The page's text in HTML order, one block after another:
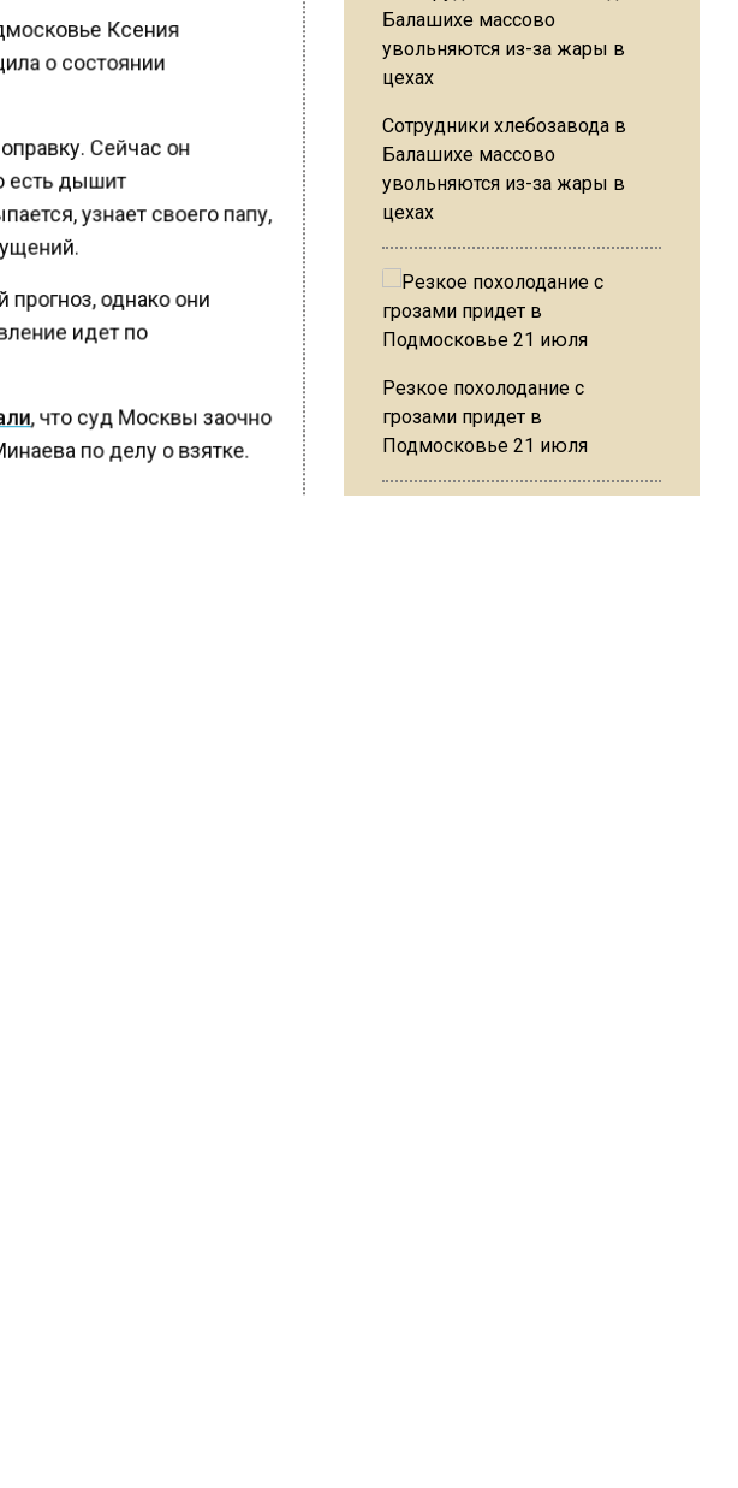
Ксения
о состоянии
Сейчас он
есть дышит
узнает своего папу,
однако они
идет по
, что суд Москвы заочно
по делу о взятке.
Сотрудники хлебозавода в
Балашихе массово
увольняются из-за жары в
цехах
Резкое похолодание с
грозами придет в
Подмосковье 21 июля